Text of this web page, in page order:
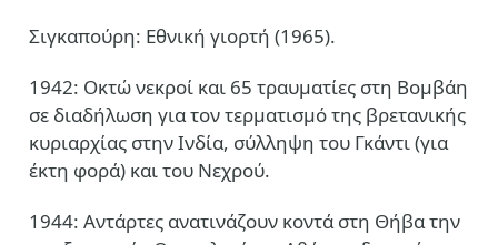
Σιγκαπούρη: Εθνική γιορτή (1965).
1942: Οκτώ νεκροί και 65 τραυματίες στη Βομβάη
σε διαδήλωση για τον τερματισμό της βρετανικής
κυριαρχίας στην Ινδία, σύλληψη του Γκάντι (για
έκτη φορά) και του Νεχρού.
1944: Αντάρτες ανατινάζουν κοντά στη Θήβα την